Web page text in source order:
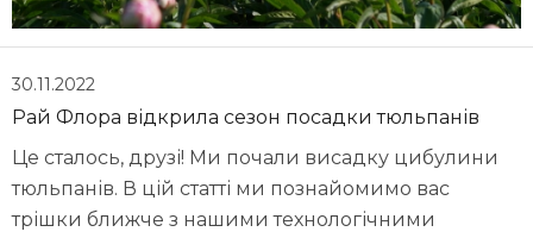
30.11.2022
Рай Флора відкрила сезон посадки тюльпанів
Це сталось, друзі! Ми почали висадку цибулини
тюльпанів. В цій статті ми познайомимо вас
трішки ближче з нашими технологічними